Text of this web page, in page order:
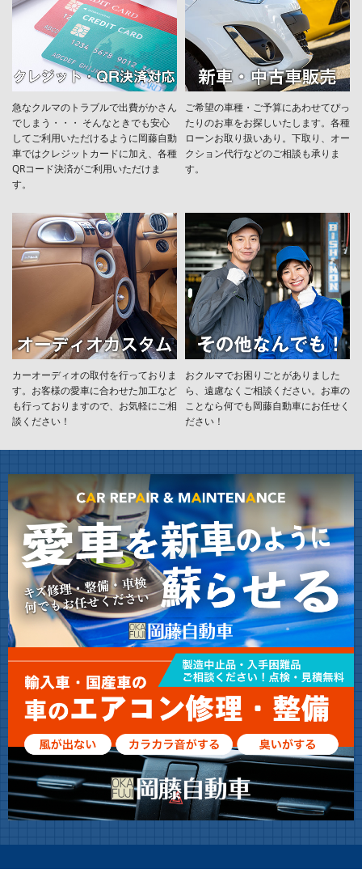
急なクルマのトラブルで出費がかさん
でしまう・・・ そんなときでも安心
してご利用いただけるように岡藤自動
車ではクレジットカードに加え、各種
QRコード決済がご利用いただけま
す。
ご希望の車種・ご予算にあわせてぴっ
たりのお車をお探しいたします。各種
ローンお取り扱いあり。下取り、オー
クション代行などのご相談も承りま
す。
カーオーディオの取付を行っておりま
す。お客様の愛車に合わせた加工など
も行っておりますので、お気軽にご相
談ください！
おクルマでお困りごとがありました
ら、遠慮なくご相談ください。お車の
ことなら何でも岡藤自動車にお任せく
ださい！